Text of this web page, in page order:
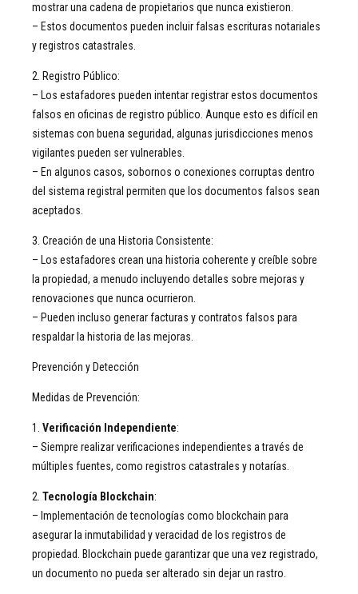
mostrar una cadena de propietarios que nunca existieron.
– Estos documentos pueden incluir falsas escrituras notariales
y registros catastrales.
2. Registro Público:
– Los estafadores pueden intentar registrar estos documentos
falsos en oficinas de registro público. Aunque esto es difícil en
sistemas con buena seguridad, algunas jurisdicciones menos
vigilantes pueden ser vulnerables.
– En algunos casos, sobornos o conexiones corruptas dentro
del sistema registral permiten que los documentos falsos sean
aceptados.
3. Creación de una Historia Consistente:
– Los estafadores crean una historia coherente y creíble sobre
la propiedad, a menudo incluyendo detalles sobre mejoras y
renovaciones que nunca ocurrieron.
– Pueden incluso generar facturas y contratos falsos para
respaldar la historia de las mejoras.
Prevención y Detección
Medidas de Prevención:
1. Verificación Independiente:
– Siempre realizar verificaciones independientes a través de
múltiples fuentes, como registros catastrales y notarías.
2. Tecnología Blockchain:
– Implementación de tecnologías como blockchain para
asegurar la inmutabilidad y veracidad de los registros de
propiedad. Blockchain puede garantizar que una vez registrado,
un documento no pueda ser alterado sin dejar un rastro.